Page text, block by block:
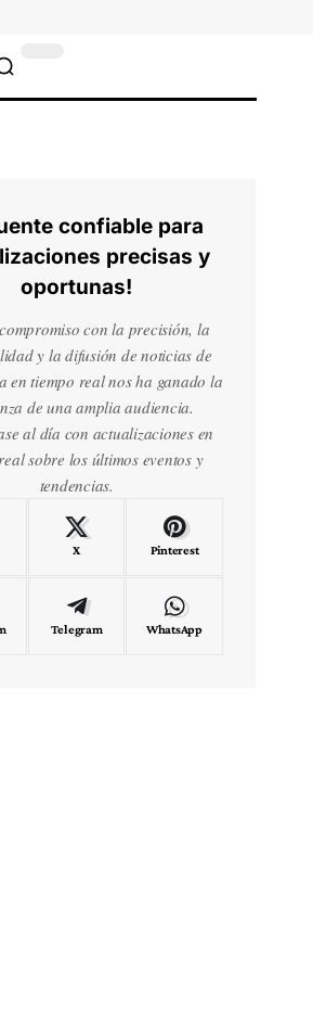
confiable para
precisas y
oportunas!
con la precisión, la
y la difusión de noticias de
en tiempo real nos ha ganado la
de una amplia audiencia.
al día con actualizaciones en
sobre los últimos eventos y
tendencias.
X Pinterest
Telegram WhatsApp